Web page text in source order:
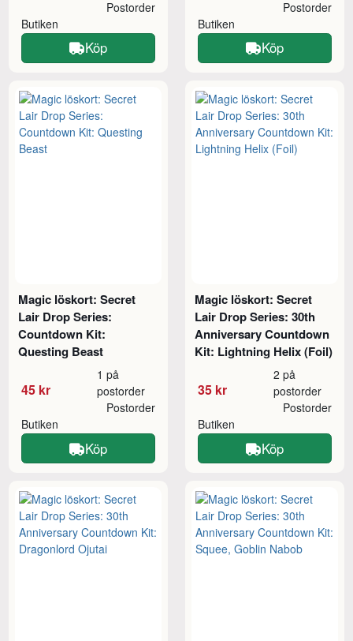
Butiken
Postorder
Köp
Butiken
Postorder
Köp
Magic löskort: Secret
Lair Drop Series:
Countdown Kit:
Questing Beast
45 kr
1 på
postorder
Butiken
Postorder
Köp
Magic löskort: Secret
Lair Drop Series: 30th
Anniversary Countdown
Kit: Lightning Helix (Foil)
35 kr
2 på
postorder
Butiken
Postorder
Köp